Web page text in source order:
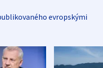
evropskými